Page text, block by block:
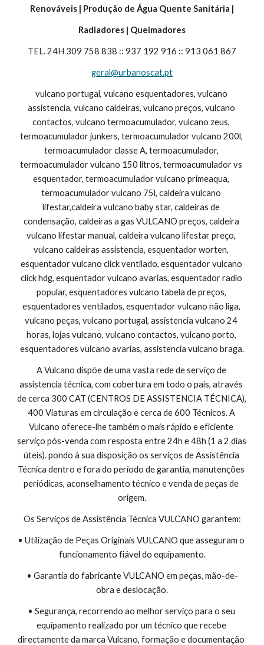
Renováveis | Produção de Água Quente Sanitária |
Radiadores | Queimadores
TEL. 24H 309 758 838 :: 937 192 916 :: 913 061 867
geral@urbanoscat.pt
vulcano portugal, vulcano esquentadores, vulcano
assistencia, vulcano caldeiras, vulcano preços, vulcano
contactos, vulcano termoacumulador, vulcano zeus,
termoacumulador junkers, termoacumulador vulcano 200l,
termoacumulador classe A, termoacumulador,
termoacumulador vulcano 150 litros, termoacumulador vs
esquentador, termoacumulador vulcano primeaqua,
termoacumulador vulcano 75l, caldeira vulcano
lifestar,caldeira vulcano baby star, caldeiras de
condensação, caldeiras a gas VULCANO preços, caldeira
vulcano lifestar manual, caldeira vulcano lifestar preço,
vulcano caldeiras assistencia, esquentador worten,
esquentador vulcano click ventilado, esquentador vulcano
click hdg, esquentador vulcano avarias, esquentador radio
popular, esquentadores vulcano tabela de preços,
esquentadores ventilados, esquentador vulcano não liga,
vulcano peças, vulcano portugal, assistencia vulcano 24
horas, lojas vulcano, vulcano contactos, vulcano porto,
esquentadores vulcano avarias, assistencia vulcano braga.
A Vulcano dispõe de uma vasta rede de serviço de
assistencia técnica, com cobertura em todo o país, através
de cerca 300 CAT (CENTROS DE ASSISTENCIA TÉCNICA),
400 Viaturas em circulação e cerca de 600 Técnicos. A
Vulcano oferece-lhe também o mais rápido e eficiente
serviço pós-venda com resposta entre 24h e 48h (1 a 2 dias
úteis). pondo à sua disposição os serviços de Assistência
Técnica dentro e fora do período de garantia, manutenções
periódicas, aconselhamento técnico e venda de peças de
origem.
Os Serviços de Assistência Técnica VULCANO garantem:
• Utilização de Peças Originais VULCANO que asseguram o
funcionamento fiável do equipamento.
• Garantia do fabricante VULCANO em peças, mão-de-
obra e deslocação.
• Segurança, recorrendo ao melhor serviço para o seu
equipamento realizado por um técnico que recebe
directamente da marca Vulcano, formação e documentação